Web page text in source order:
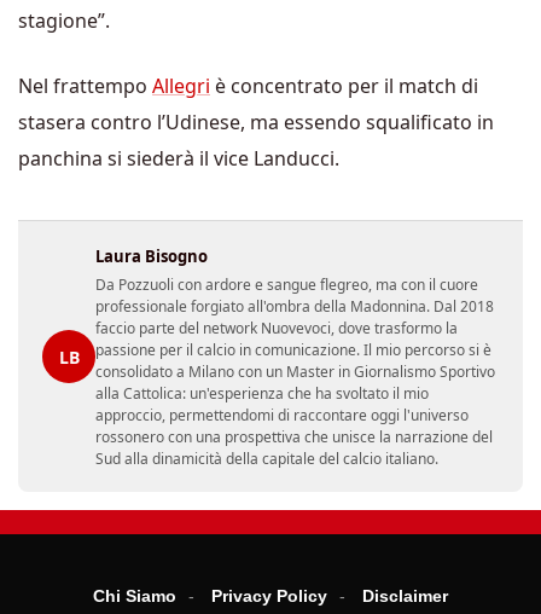
stagione”.
Nel frattempo Allegri è concentrato per il match di
stasera contro l’Udinese, ma essendo squalificato in
panchina si siederà il vice Landucci.
LB
Laura Bisogno
Da Pozzuoli con ardore e sangue flegreo, ma con il cuore
professionale forgiato all'ombra della Madonnina. Dal 2018
faccio parte del network Nuovevoci, dove trasformo la
passione per il calcio in comunicazione. Il mio percorso si è
consolidato a Milano con un Master in Giornalismo Sportivo
alla Cattolica: un'esperienza che ha svoltato il mio
approccio, permettendomi di raccontare oggi l'universo
rossonero con una prospettiva che unisce la narrazione del
Sud alla dinamicità della capitale del calcio italiano.
Chi Siamo Privacy Policy Disclaimer